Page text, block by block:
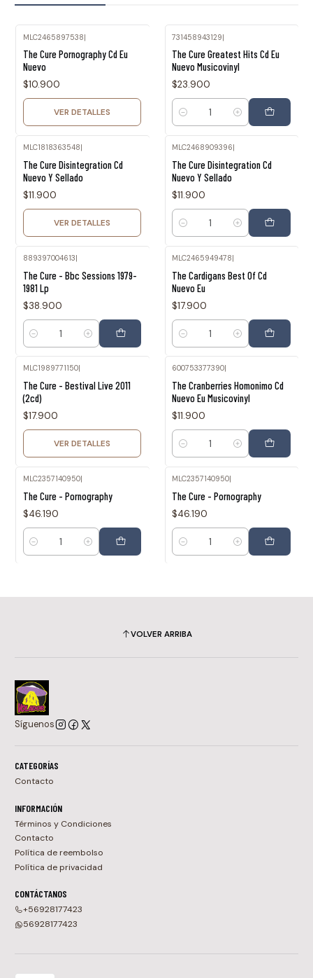
MLC2465897538|
The Cure Pornography Cd Eu
Nuevo
$10.900
VER DETALLES
731458943129|
The Cure Greatest Hits Cd Eu
Nuevo Musicovinyl
$23.900
Cantidad
MLC1818363548
The Cure Disintegration Cd
Nuevo Y Sellado
$11.900
VER DETALLES
MLC2468909396
The Cure Disintegration Cd
Nuevo Y Sellado
$11.900
Cantidad
889397004613|
The Cure - Bbc Sessions 1979-
1981 Lp
$38.900
Cantidad
MLC2465949478|
The Cardigans Best Of Cd
Nuevo Eu
$17.900
Cantidad
MLC1989771150|
The Cure - Bestival Live 2011
(2cd)
$17.900
VER DETALLES
600753377390
The Cranberries Homonimo Cd
Nuevo Eu Musicovinyl
$11.900
Cantidad
MLC2357140950|
The Cure - Pornography
$46.190
Cantidad
MLC2357140950|
The Cure - Pornography
$46.190
Cantidad
VOLVER ARRIBA
Síguenos
CATEGORÍAS
Contacto
INFORMACIÓN
Términos y Condiciones
Contacto
Política de reembolso
Política de privacidad
CONTÁCTANOS
+56928177423
56928177423